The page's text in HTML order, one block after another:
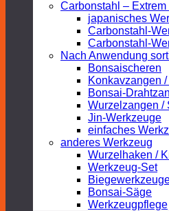
Carbonstahl – Extrem
japanisches
Carbonstahl-
Carbonstahl-
Nach Anwendung
Bonsaischeren
Konkavzangen
Bonsai-
Wurzelzangen /
Jin-Werkzeuge
einfaches
anderes Werkzeug
Wurzelhaken /
Werkzeug-Set
Bonsai-Säge
Werkzeugpflege